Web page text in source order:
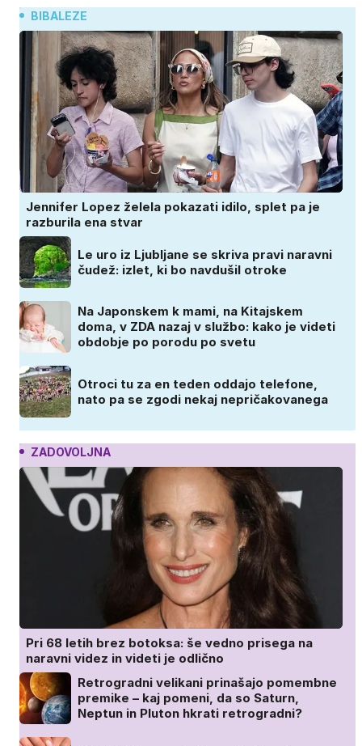
BIBALEZE
Jennifer Lopez želela pokazati idilo, splet pa je
razburila ena stvar
Le uro iz Ljubljane se skriva pravi naravni
čudež: izlet, ki bo navdušil otroke
Na Japonskem k mami, na Kitajskem
doma, v ZDA nazaj v službo: kako je videti
obdobje po porodu po svetu
Otroci tu za en teden oddajo telefone,
nato pa se zgodi nekaj nepričakovanega
ZADOVOLJNA
Pri 68 letih brez botoksa: še vedno prisega na
naravni videz in videti je odlično
Retrogradni velikani prinašajo pomembne
premike – kaj pomeni, da so Saturn,
Neptun in Pluton hkrati retrogradni?